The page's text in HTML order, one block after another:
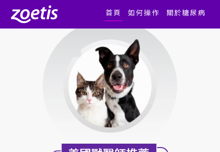
首頁 如何操作 關於糖尿病